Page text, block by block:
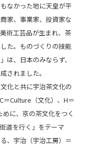
なかった地に天皇が平
家、事業家、投資家な
術工芸品が生まれ、茶
た。ものづくりの技能
は、日本のみならず、
されました。
化と共に宇治茶文化の
＝Culture（文化）、H＝
に、京の茶文化をつく
道を行く」をテーマ
、宇治（宇治工房）＝